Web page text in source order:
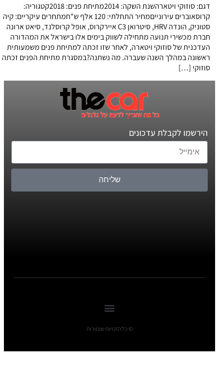
דגם: סוזוקי ויטארהשנת השקה: 2014מתיחת פנים: 2018קטגוריה:
קרוסאוברים עירונייםמחיר התחלתי: 120 אלף ש"חמתחרים עיקריים: קיה
סטוניק, הונדה HRV, סיטרואן C3 איירקרוס, אופל קרוסלנד, סיאט ארונה
חברת מכשירי תנועה מתחילה לשווק בימים אלו בישראל את המהדורה
העדכנית של סוזוקי ויטארה, לאחר שזו זכתה למתיחת פנים משמעותית
ראשונה במהלך השנה שעברה. מה נשתנה?במסגרת מתיחת הפנים זכתה
סוזוקי […]
הירשמו לקבלת עדכונים
שליחה
© כל הזכויות שומורות